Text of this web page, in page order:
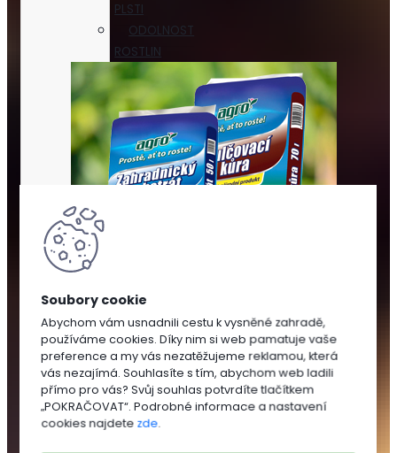
Abychom vám usnadnili cestu k vysněné zahradě,
používáme cookies. Díky nim si web pamatuje vaše
preference a my vás nezatěžujeme reklamou, která
vás nezajímá. Souhlasíte s tím, abychom web ladili
přímo pro vás? Svůj souhlas potvrdíte tlačítkem
„POKRAČOVAT“. Podrobné informace a nastavení
cookies najdete zde.
PLSTI
ODOLNOST
ROSTLIN
SUBSTRÁTY
MULČOVÁNÍ
SUBSTRÁTY